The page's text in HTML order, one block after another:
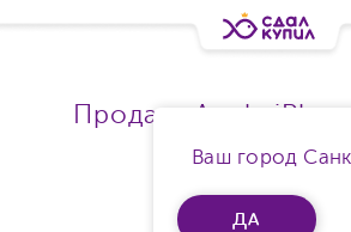
Ваш город
ДА
Продать Apple